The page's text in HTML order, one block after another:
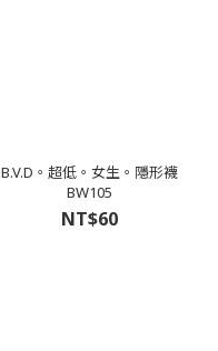
B.V.D。超低。女生。隱形襪
BW105
NT$60